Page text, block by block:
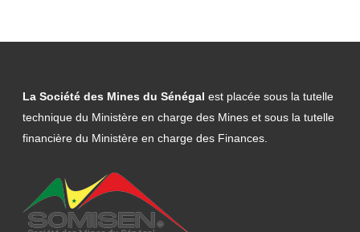
La Société des Mines du Sénégal est placée sous la tutelle
technique du Ministère en charge des Mines et sous la tutelle
financière du Ministère en charge des Finances.